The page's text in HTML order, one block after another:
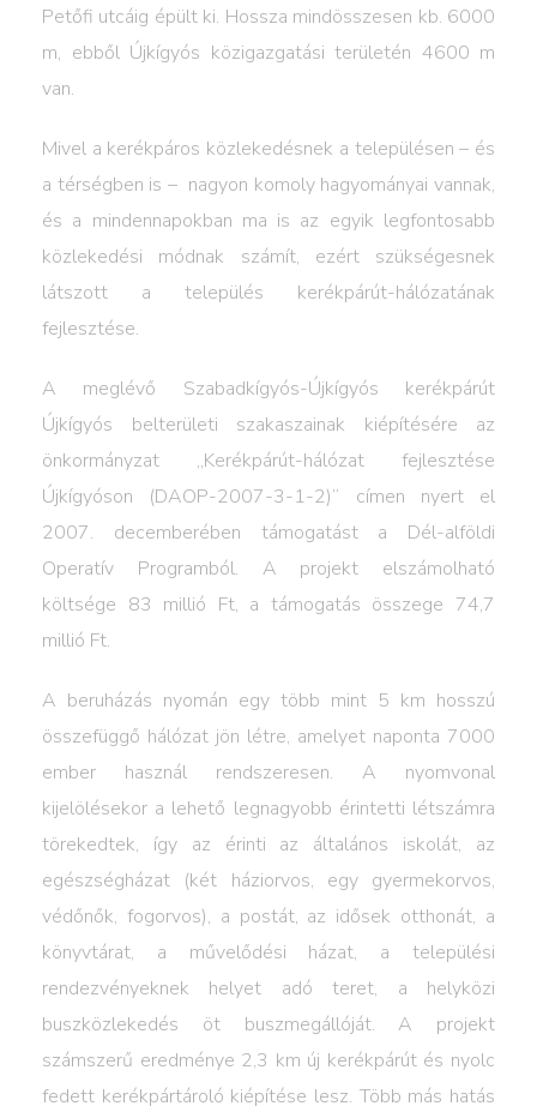
Petőfi utcáig épült ki. Hossza mindösszesen kb. 6000
m, ebből Újkígyós közigazgatási területén 4600 m
van.
Mivel a kerékpáros közlekedésnek a településen – és
a térségben is – nagyon komoly hagyományai vannak,
és a mindennapokban ma is az egyik legfontosabb
közlekedési módnak számít, ezért szükségesnek
látszott a település kerékpárút-hálózatának
fejlesztése.
A meglévő Szabadkígyós-Újkígyós kerékpárút
Újkígyós belterületi szakaszainak kiépítésére az
önkormányzat „Kerékpárút-hálózat fejlesztése
Újkígyóson (DAOP-2007-3-1-2)” címen nyert el
2007. decemberében támogatást a Dél-alföldi
Operatív Programból. A projekt elszámolható
költsége 83 millió Ft, a támogatás összege 74,7
millió Ft.
A beruházás nyomán egy több mint 5 km hosszú
összefüggő hálózat jön létre, amelyet naponta 7000
ember használ rendszeresen. A nyomvonal
kijelölésekor a lehető legnagyobb érintetti létszámra
törekedtek, így az érinti az általános iskolát, az
egészségházat (két háziorvos, egy gyermekorvos,
védőnők, fogorvos), a postát, az idősek otthonát, a
könyvtárat, a művelődési házat, a települési
rendezvényeknek helyet adó teret, a helyközi
buszközlekedés öt buszmegállóját. A projekt
számszerű eredménye 2,3 km új kerékpárút és nyolc
fedett kerékpártároló kiépítése lesz. Több más hatás